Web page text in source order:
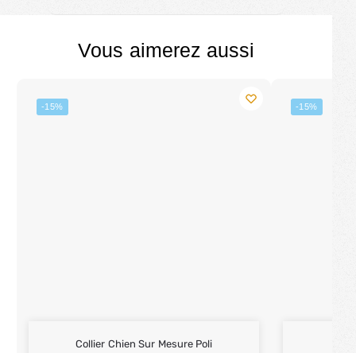
Vous aimerez aussi
-15%
Collier Chien Sur Mesure Poli
-15%